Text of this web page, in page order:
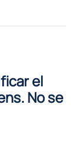
el
No se